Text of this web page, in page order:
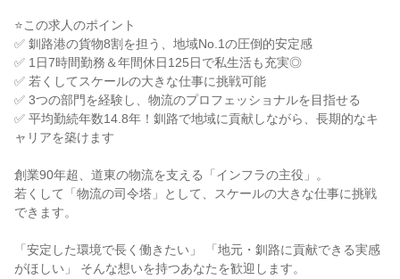
⭐この求人のポイント
✅ 釧路港の貨物8割を担う、地域No.1の圧倒的安定感
✅ 1日7時間勤務＆年間休日125日で私生活も充実◎
✅ 若くしてスケールの大きな仕事に挑戦可能
✅ 3つの部門を経験し、物流のプロフェッショナルを目指せる
✅ 平均勤続年数14.8年！釧路で地域に貢献しながら、長期的なキ
ャリアを築けます
創業90年超、道東の物流を支える「インフラの主役」。
若くして「物流の司令塔」として、スケールの大きな仕事に挑戦
できます。
「安定した環境で長く働きたい」 「地元・釧路に貢献できる実感
がほしい」 そんな想いを持つあなたを歓迎します。